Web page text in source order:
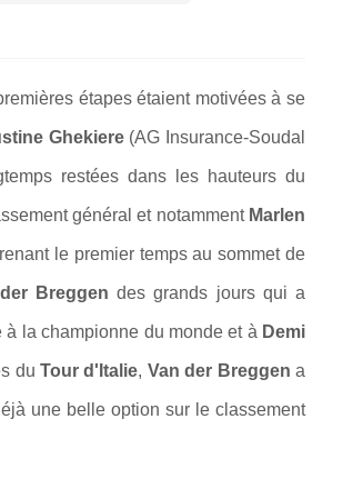
étapes étaient motivées à se
Ghekiere (AG Insurance-Soudal
restées dans les hauteurs du
général et notamment Marlen
le premier temps au sommet de
Breggen des grands jours qui a
la championne du monde et à Demi
duTour d'Italie, Van der Breggena
une belle option sur le classement